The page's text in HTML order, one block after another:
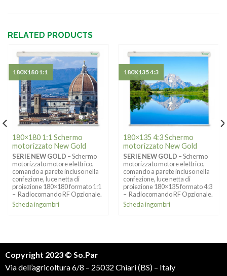
RELATED PRODUCTS
180×180 1:1 Schermo
motorizzato New Gold
SERIE NEW GOLD – Schermo
motorizzato motore elettrico,
comando a parete incluso nella
confezione, luce netta di
proiezione 180×180 formato 1:1
– Radiocomando RF Opzionale.
Scheda ingombri
180X180 1:1
180×135 4:3 Schermo
motorizzato New Gold
SERIE NEW GOLD – Schermo
motorizzato motore elettrico,
comando a parete incluso nella
confezione, luce netta di
proiezione 180×135 formato 4:3
– Radiocomando RF Opzionale.
Scheda ingombri
180X135 4:3
Copyright 2023 © So.Par
Via dell’agricoltura 6/8 – 25032 Chiari (BS) – Italy